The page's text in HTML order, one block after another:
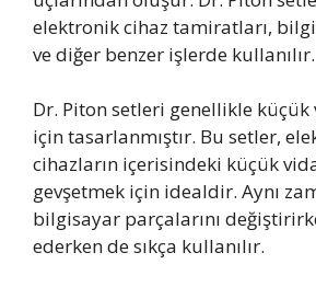
elektronik cihaz tamiratları,
ve diğer benzer işlerde kullanılır.
Dr. Piton setleri genellikle küçük
için tasarlanmıştır. Bu setler,
cihazların içerisindeki küçük
gevşetmek için idealdir. Aynı
bilgisayar parçalarını
ederken de sıkça kullanılır.